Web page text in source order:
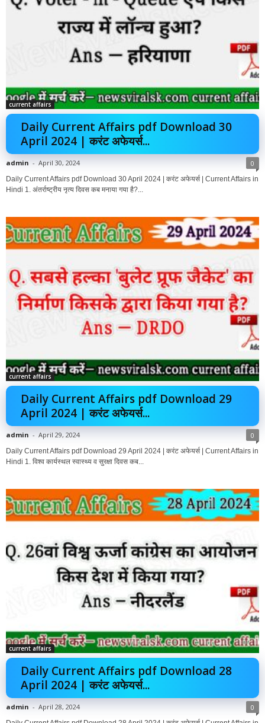
current affairs
Daily Current Affairs pdf Download 30
April 2024 | करंट अफेयर्स...
admin - April 30, 2024 0
Daily Current Affairs pdf Download 30 April 2024 | करंट अफेयर्स | Current Affairs in
Hindi 1. अंतर्राष्ट्रीय नृत्य दिवस कब मनाया गया है?...
current affairs
Daily Current Affairs pdf Download 29
April 2024 | करंट अफेयर्स...
admin - April 29, 2024 0
Daily Current Affairs pdf Download 29 April 2024 | करंट अफेयर्स | Current Affairs in
Hindi 1. विश्व कार्यस्थल स्वास्थ्य व सुरक्षा दिवस कब...
current affairs
Daily Current Affairs pdf Download 28
April 2024 | करंट अफेयर्स...
admin - April 28, 2024 0